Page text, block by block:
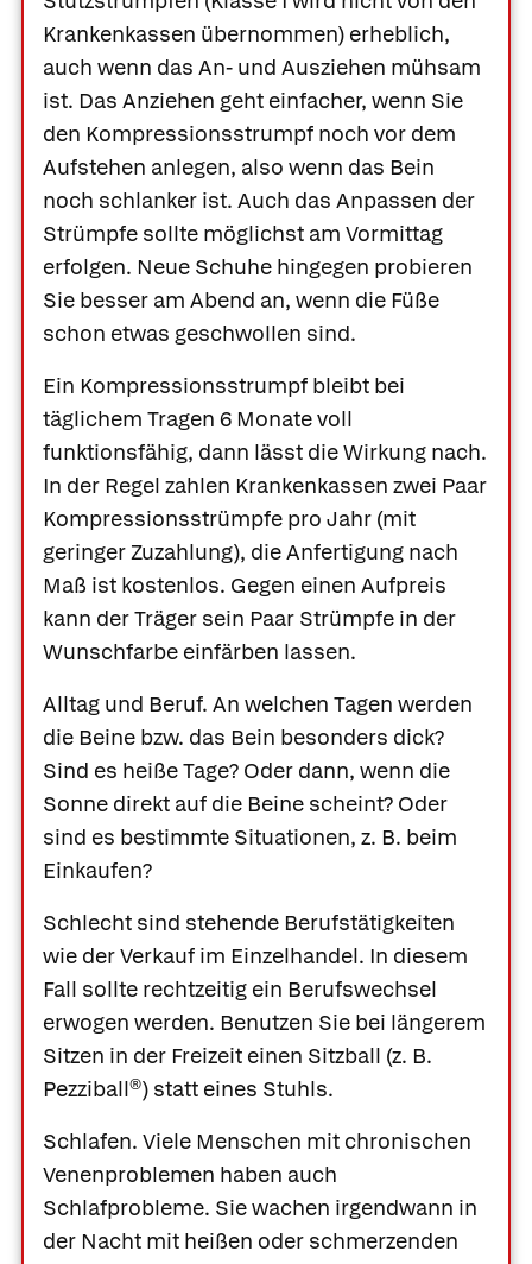
Krankenkassen übernommen) erheblich,
auch wenn das An- und Ausziehen mühsam
ist. Das Anziehen geht einfacher, wenn Sie
den Kompressionsstrumpf noch vor dem
Aufstehen anlegen, also wenn das Bein
noch schlanker ist. Auch das Anpassen der
Strümpfe sollte möglichst am Vormittag
erfolgen. Neue Schuhe hingegen probieren
Sie besser am Abend an, wenn die Füße
schon etwas geschwollen sind.
Ein Kompressionsstrumpf bleibt bei
täglichem Tragen 6 Monate voll
funktionsfähig, dann lässt die Wirkung nach.
In der Regel zahlen Krankenkassen zwei Paar
Kompressionsstrümpfe pro Jahr (mit
geringer Zuzahlung), die Anfertigung nach
Maß ist kostenlos. Gegen einen Aufpreis
kann der Träger sein Paar Strümpfe in der
Wunschfarbe einfärben lassen.
Alltag und Beruf. An welchen Tagen werden
die Beine bzw. das Bein besonders dick?
Sind es heiße Tage? Oder dann, wenn die
Sonne direkt auf die Beine scheint? Oder
sind es bestimmte Situationen, z. B. beim
Einkaufen?
Schlecht sind stehende Berufstätigkeiten
wie der Verkauf im Einzelhandel. In diesem
Fall sollte rechtzeitig ein Berufswechsel
erwogen werden. Benutzen Sie bei längerem
Sitzen in der Freizeit einen Sitzball (z. B.
Pezziball®) statt eines Stuhls.
Schlafen. Viele Menschen mit chronischen
Venenproblemen haben auch
Schlafprobleme. Sie wachen irgendwann in
der Nacht mit heißen oder schmerzenden